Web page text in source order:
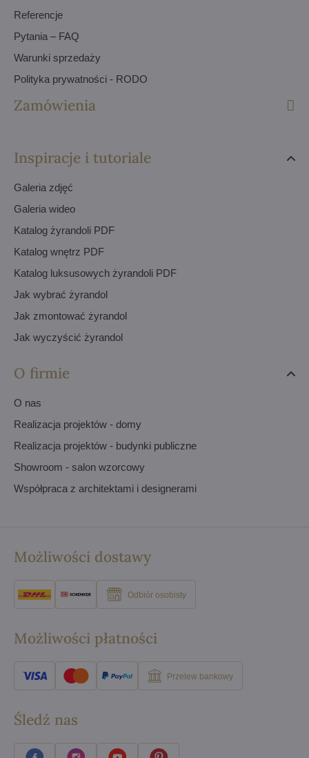
Referencje
Pytania – FAQ
Warunki sprzedaży
Polityka prywatności - RODO
Zamówienia
Inspiracje i tutoriale
Galeria zdjęć
Galeria wideo
Katalog żyrandoli PDF
Katalog wnętrz PDF
Katalog luksusowych żyrandoli PDF
Jak wybrać żyrandol
Jak zmontować żyrandol
Jak wyczyścić żyrandol
O firmie
O nas
Realizacja projektów - domy
Realizacja projektów - budynki publiczne
Showroom - salon wzorcowy
Współpraca z architektami i designerami
Możliwości dostawy
Odbiór osobisty
Możliwości płatności
Przelew bankowy
Śledź nas